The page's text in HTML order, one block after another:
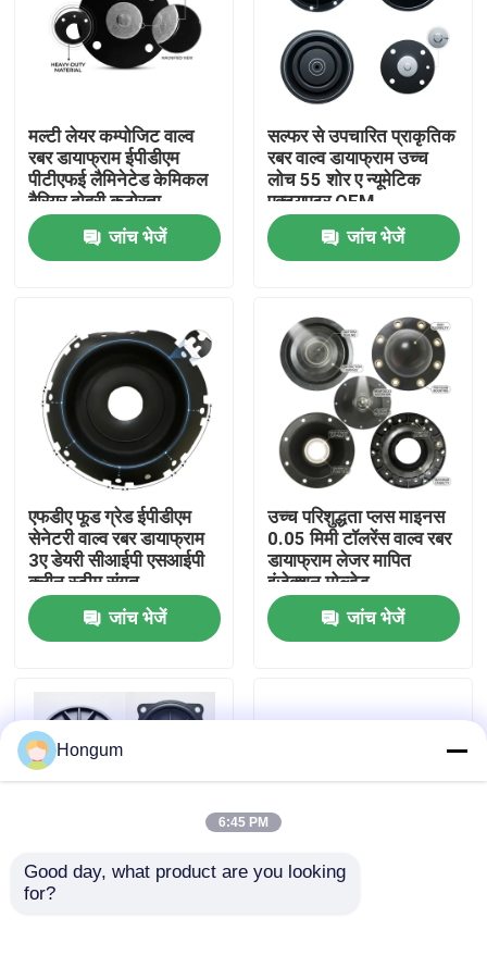
उत्पाद
हमारे बारे में
कारखाने का दौरा
गुणवत्ता नियंत्रण
मामले
रबर डायाफ्राम सील
मल्टी लेयर कम्पोजिट वाल्व
रबर डायाफ्राम ईपीडीएम
पीटीएफई लैमिनेटेड केमिकल
बैरियर दोहरी कठोरता
जांच भेजें
सल्फर से उपचारित प्राकृतिक
रबर वाल्व डायाफ्राम उच्च
लोच 55 शोर ए न्यूमेटिक
एक्ट्यूएटर OEM
जांच भेजें
एफडीए फूड ग्रेड ईपीडीएम
सेनेटरी वाल्व रबर डायाफ्राम
3ए डेयरी सीआईपी एसआईपी
क्लीन स्टीम संगत
जांच भेजें
उच्च परिशुद्धता प्लस माइनस
0.05 मिमी टॉलरेंस वाल्व रबर
डायाफ्राम लेजर मापित
इंजेक्शन मोल्डेड
जांच भेजें
कम MOQ 10 टुकड़ा
Hongum
6:45 PM
Good day, what product are you looking
for?